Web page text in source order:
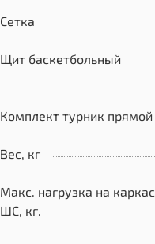
Сетка
Щит баскетбольный
Комплект турник прямой
Вес, кг
Макс. нагрузка на каркас
ШС, кг.